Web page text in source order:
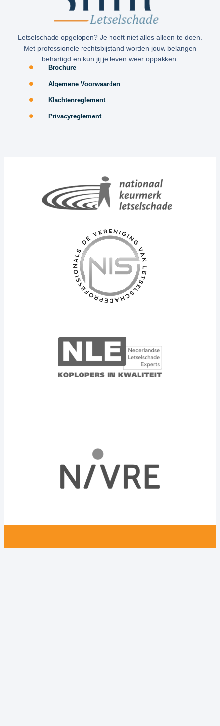
Letselschade opgelopen? Je hoeft niet alles alleen te doen.
Met professionele rechtsbijstand worden jouw belangen
behartigd en kun jij je leven weer oppakken.
Brochure
Algemene Voorwaarden
Klachtenreglement
Privacyreglement